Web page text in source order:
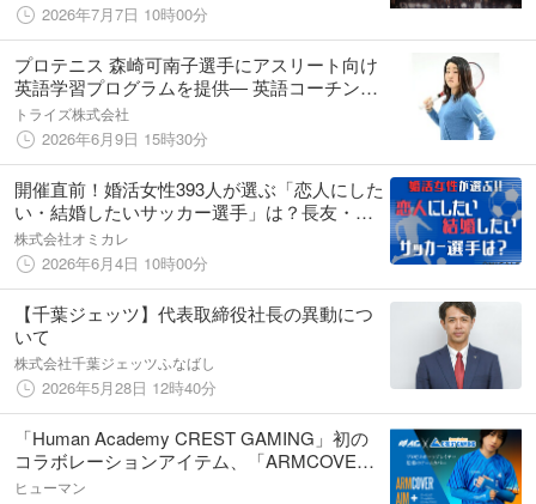
2026年7月7日 10時00分
プロテニス 森崎可南子選手にアスリート向け
英語学習プログラムを提供― 英語コーチング
「TORAIZ（トライズ）」
トライズ株式会社
2026年6月9日 15時30分
開催直前！婚活女性393人が選ぶ「恋人にした
い・結婚したいサッカー選手」は？長友・田
中碧ら現役人気の前に立ちはだかる“最大の番
狂わせ”【オミカレ婚活実態調査】
株式会社オミカレ
2026年6月4日 10時00分
【千葉ジェッツ】代表取締役社長の異動につ
いて
株式会社千葉ジェッツふなばし
2026年5月28日 12時40分
「Human Academy CREST GAMING」初の
コラボレーションアイテム、「ARMCOVER
AIM+ CREST GAMING」を5月20日に発売
ヒューマン